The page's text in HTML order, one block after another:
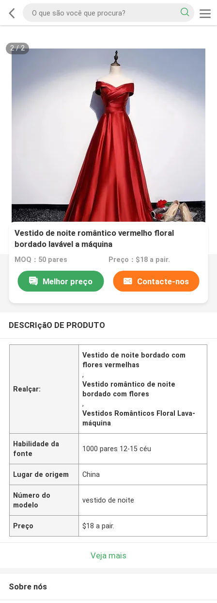
2/2
Vestido de noite romântico vermelho floral
bordado lavável a máquina
MOQ：50 pares Preço：$18 a pair.
Melhor preço Contacte-nos
DESCRIçãO DE PRODUTO
Realçar:
Vestido de noite bordado com
flores vermelhas
,
Vestido romântico de noite
bordado com flores
,
Vestidos Românticos Floral Lava-
máquina
Habilidade da
fonte
1000 pares 12-15 céu
Lugar de origem China
Número do
modelo
vestido de noite
Preço $18 a pair.
Veja mais
Sobre nós